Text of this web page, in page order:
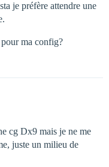
je préfère attendre une
ma config?
cg Dx9 mais je ne me
juste un milieu de